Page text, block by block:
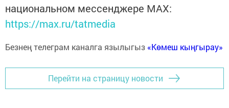
национальном мессенджере MАХ:
https://max.ru/tatmedia
Безнең телеграм каналга язылыгыз «Көмеш кыңгырау»
Перейти на страницу новости